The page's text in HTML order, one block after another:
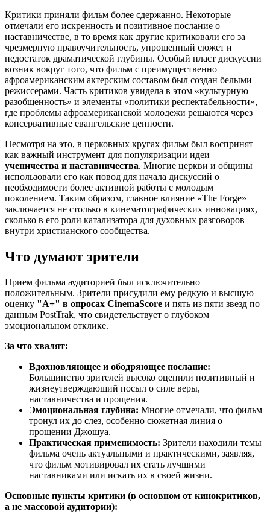
Критики приняли фильм более сдержанно. Некоторые
отмечали его искренность и позитивное послание о
наставничестве, в то время как другие критиковали его за
чрезмерную нравоучительность, упрощенный сюжет и
недостаток драматической глубины. Особый пласт дискуссии
возник вокруг того, что фильм с преимущественно
афроамериканским актерским составом был создан белыми
режиссерами. Часть критиков увидела в этом «культурную
разобщенность» и элементы «политики респектабельности»,
где проблемы афроамериканской молодежи решаются через
консервативные евангельские ценности.
Несмотря на это, в церковных кругах фильм был воспринят
как важный инструмент для популяризации идеи
ученичества и наставничества. Многие церкви и общины
использовали его как повод для начала дискуссий о
необходимости более активной работы с молодым
поколением. Таким образом, главное влияние «The Forge»
заключается не столько в кинематографических инновациях,
сколько в его роли катализатора для духовных разговоров
внутри христианского сообщества.
Что думают зрители
Прием фильма аудиторией был исключительно
положительным. Зрители присудили ему редкую и высшую
оценку "A+" в опросах CinemaScore и пять из пяти звезд по
данным PostTrak, что свидетельствует о глубоком
эмоциональном отклике.
За что хвалят:
Вдохновляющее и ободряющее послание:
Большинство зрителей высоко оценили позитивный и
жизнеутверждающий посыл о силе веры,
наставничества и прощения.
Эмоциональная глубина: Многие отмечали, что фильм
тронул их до слез, особенно сюжетная линия о
прощении Джошуа.
Практическая применимость: Зрители находили темы
фильма очень актуальными и практическими, заявляя,
что фильм мотивировал их стать лучшими
наставниками или искать их в своей жизни.
Основные пункты критики (в основном от кинокритиков,
а не массовой аудитории):